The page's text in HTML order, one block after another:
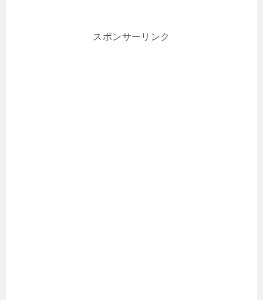
スポンサーリンク